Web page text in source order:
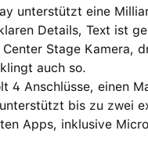
unterstützt eine
Details, Text ist
Center Stage Kamera,
auch so.
4 Anschlüsse, einen
bis zu zwei
Apps, inklusive